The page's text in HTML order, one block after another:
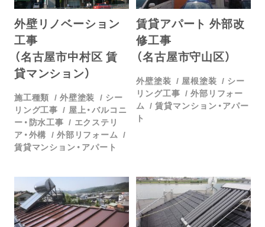
外壁リノベーション
工事
（名古屋市中村区 賃
貸マンション）
施工種類 外壁塗装
シー
リング工事
屋上・バルコニ
ー・防水工事
エクステリ
ア・外構
外部リフォーム
賃貸マンション・アパート
賃貸アパート 外部改
修工事
（名古屋市守山区）
外壁塗装 屋根塗装
シー
リング工事
外部リフォー
ム
賃貸マンション・アパー
ト